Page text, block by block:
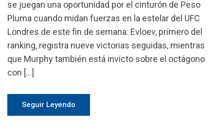
se juegan una oportunidad por el cinturón de Peso
Pluma cuando midan fuerzas en la estelar del UFC
Londres de este fin de semana. Evloev, primero del
ranking, registra nueve victorias seguidas, mientras
que Murphy también está invicto sobre el octágono
con […]
Seguir Leyendo